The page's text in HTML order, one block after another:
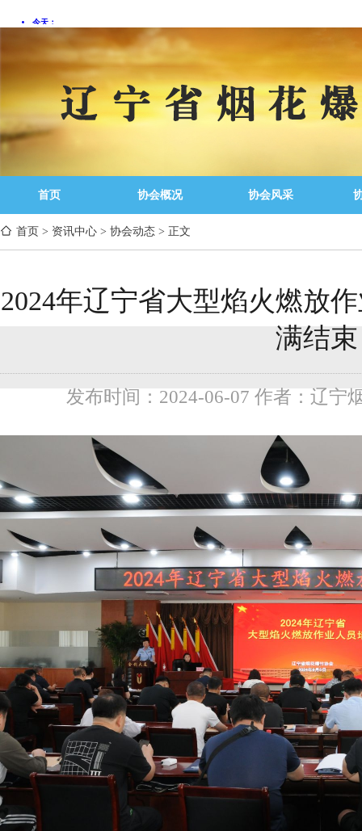
首页 协会概况 协会风采
首页 > 资讯中心 > 协会动态 > 正文
2024年辽宁省大型焰火燃放
满结束
发布时间：2024-06-07 作者：辽宁